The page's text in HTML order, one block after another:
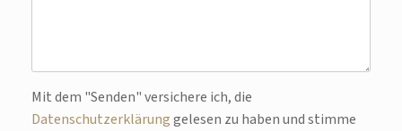
Bitte lasse dieses Feld leer.
Mit dem "Senden" versichere ich, die
Datenschutzerklärunggelesen zu haben und stimme